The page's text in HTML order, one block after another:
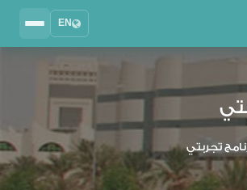
EN
2025 - 2026
التعلم
الطلاب
تجربتي